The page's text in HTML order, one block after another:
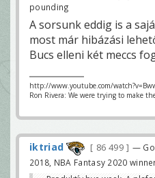
pounding
A sorsunk eddig is a
most már hibázási
Bucs elleni két meccs
http://www.youtube.com/
Ron Rivera: We were trying to make
iktriad 86 499
—
2018, NBA Fantasy 2020